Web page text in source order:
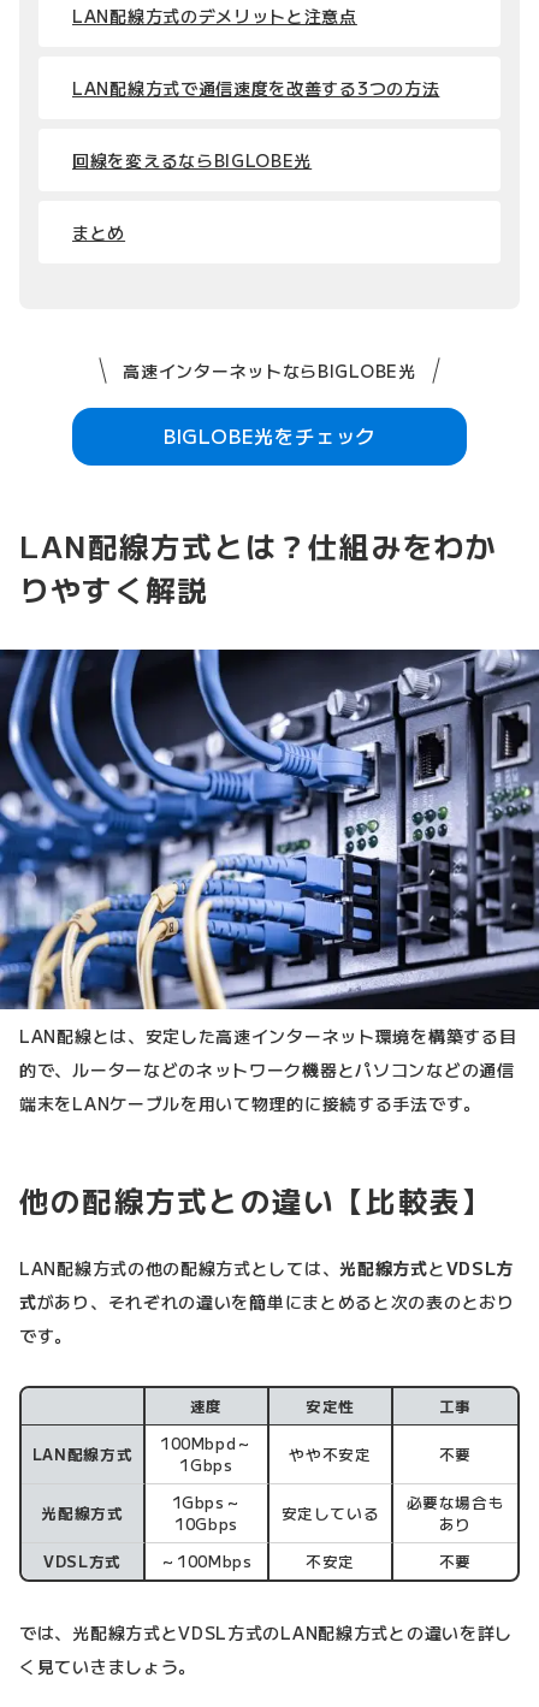
LAN配線方式のデメリットと注意点
LAN配線方式で通信速度を改善する3つの方法
回線を変えるならBIGLOBE光
まとめ
高速インターネットならBIGLOBE光
BIGLOBE光をチェック
LAN配線方式とは？仕組みをわか
りやすく解説
LAN配線とは、安定した高速インターネット環境を構築する目
的で、ルーターなどのネットワーク機器とパソコンなどの通信
端末をLANケーブルを用いて物理的に接続する手法です。
他の配線方式との違い【比較表】
LAN配線方式の他の配線方式としては、光配線方式とVDSL方
式があり、それぞれの違いを簡単にまとめると次の表のとおり
です。
速度 安定性 工事
LAN配線方式
100Mbpd～
1Gbps
やや不安定 不要
光配線方式
1Gbps～
10Gbps
安定している
必要な場合も
あり
VDSL方式
～100Mbps 不安定 不要
では、光配線方式とVDSL方式のLAN配線方式との違いを詳し
く見ていきましょう。